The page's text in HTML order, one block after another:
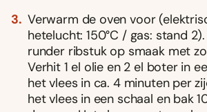
Verwarm de oven voor
hetelucht: 150°C / gas: stand
runder ribstuk op smaak met
Verhit 1 el olie en 2 el boter in
het vlees in ca. 4 minuten per
het vlees in een schaal en bak